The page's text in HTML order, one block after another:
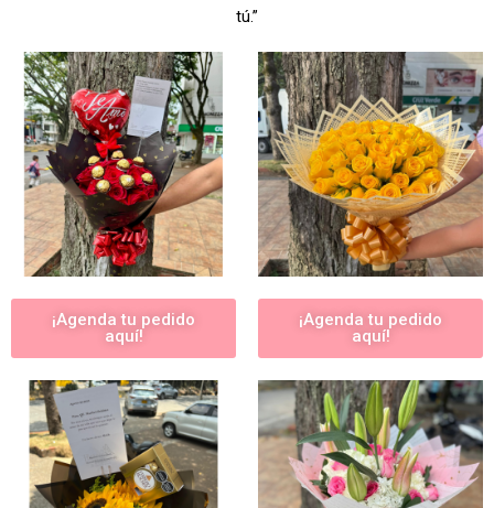
tú.”
¡Agenda tu pedido
aquí!
¡Agenda tu pedido
aquí!